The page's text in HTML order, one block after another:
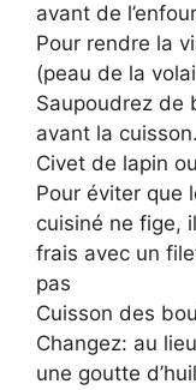
avant de
Pour rendre la
(peau de la
Saupoudrez de
avant la cuisson.
Civet de lapin
Pour éviter que
cuisiné ne fige,
frais avec un
pas
Cuisson des
Changez: au
une goutte